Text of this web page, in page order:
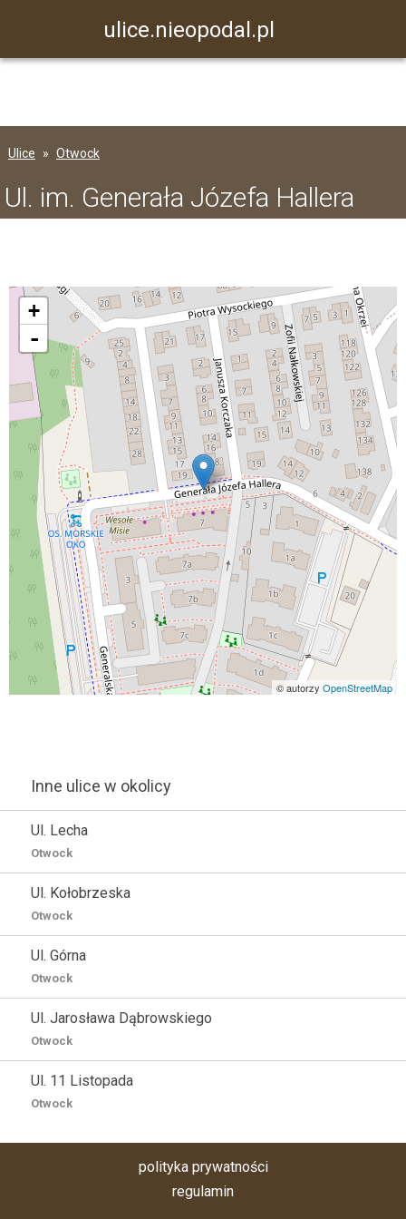
ulice.nieopodal.pl
Ulice Otwock
Ul. im. Generała Józefa Hallera
+
-
© autorzy OpenStreetMap
Inne ulice w okolicy
Ul. Lecha
Otwock
Ul. Kołobrzeska
Otwock
Ul. Górna
Otwock
Ul. Jarosława Dąbrowskiego
Otwock
Ul. 11 Listopada
Otwock
polityka prywatności
regulamin